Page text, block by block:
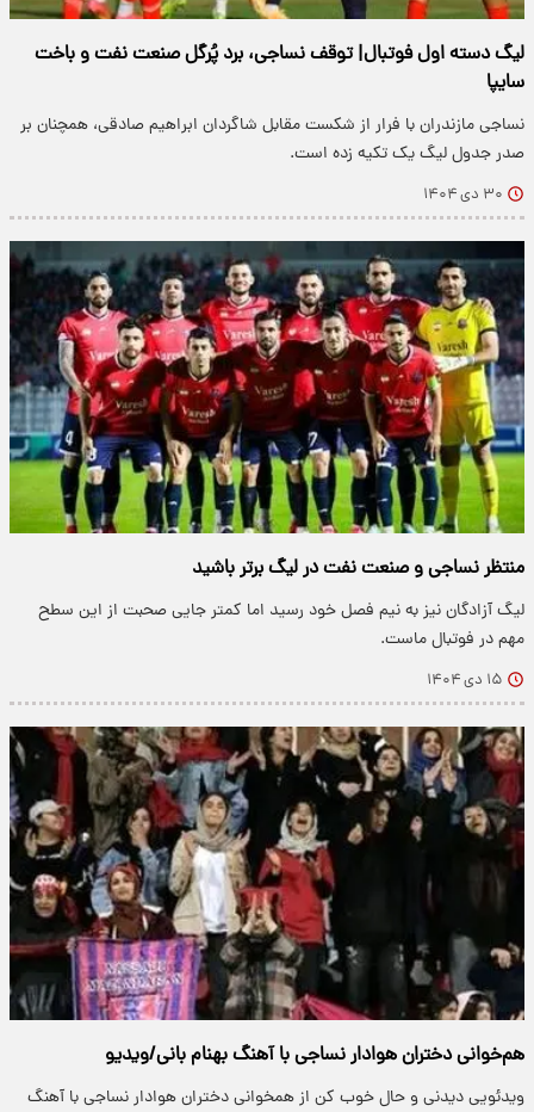
لیگ دسته اول فوتبال| توقف نساجی، برد پُرگل صنعت نفت و باخت
سایپا
نساجی مازندران با فرار از شکست مقابل شاگردان ابراهیم صادقی، همچنان بر
صدر جدول لیگ یک تکیه زده است.
۳۰ دی ۱۴۰۴
منتظر نساجی و صنعت نفت در لیگ برتر باشید
لیگ آزادگان نیز به نیم فصل خود رسید اما کمتر جایی صحبت از این سطح
مهم در فوتبال ماست.
۱۵ دی ۱۴۰۴
هم‌خوانی دختران هوادار نساجی با آهنگ بهنام بانی/ویدیو
ویدئویی دیدنی و حال خوب کن از همخوانی دختران هوادار نساجی با آهنگ